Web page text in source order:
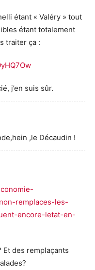
étant « Valéry » tout
étant totalement
traiter ça :
j’en suis sûr.
,le Décaudin !
remplaces-les-
encore-letat-en-
des remplaçants